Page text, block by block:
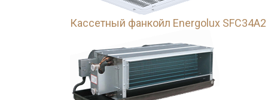
Кассетный фанкойл Energolux SFC34A2